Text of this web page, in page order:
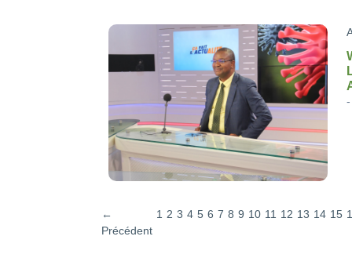
←
Précédent
1 2 3 4 5 6 7 8 9 10 11 12 13 14 15